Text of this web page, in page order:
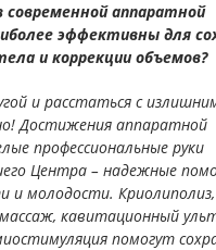
современной аппаратной
эффективны для
и коррекции объемов?
и расстаться с
Достижения аппаратной
профессиональные руки
Центра – надежные
и молодости. Криолиполиз,
кавитационный
помогут